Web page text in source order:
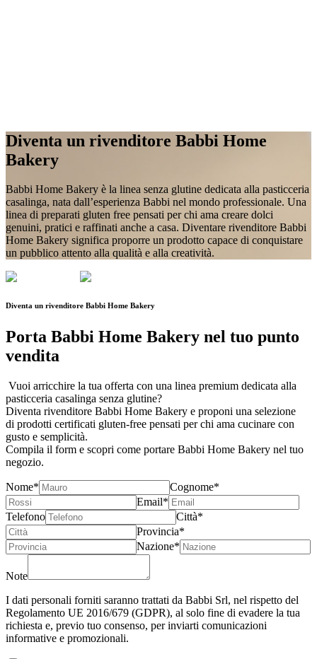
Diventa un rivenditore Babbi Home
Bakery
Babbi Home Bakery è la linea senza glutine dedicata alla pasticceria
casalinga, nata dall’esperienza Babbi nel mondo professionale. Una
linea di preparati gluten free pensati per chi ama creare dolci
genuini, pratici e raffinati anche a casa. Diventare rivenditore Babbi
Home Bakery significa proporre un prodotto capace di conquistare
un pubblico attento alla qualità e alla creatività.
Diventa un rivenditore Babbi Home Bakery
Porta Babbi Home Bakery nel tuo punto
vendita
Vuoi arricchire la tua offerta con una linea premium dedicata alla
pasticceria casalinga senza glutine?
Diventa rivenditore Babbi Home Bakery e proponi una selezione
di prodotti certificati gluten-free pensati per chi ama cucinare con
gusto e semplicità.
Compila il form e scopri come portare Babbi Home Bakery nel tuo
negozio.
Nome*
Cognome*
Email*
Telefono
Città*
Provincia*
Nazione*
Note
I dati personali forniti saranno trattati da Babbi Srl, nel rispetto del
Regolamento UE 2016/679 (GDPR), al solo fine di evadere la tua
richiesta e, previo tuo consenso, per inviarti comunicazioni
informative e promozionali.